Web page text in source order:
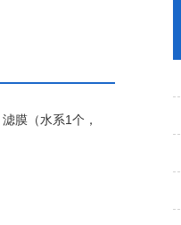
膜（水系1个，